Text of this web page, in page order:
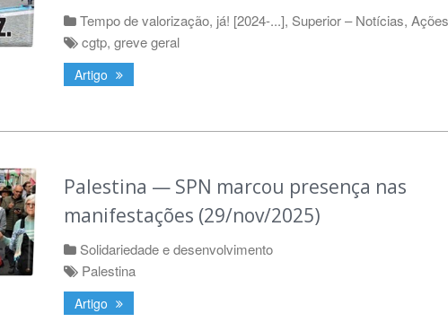
Tempo de valorização, já! [2024-...], Superior – Notícias,
cgtp, greve geral
Artigo
Palestina — SPN marcou presença nas
manifestações (29/nov/2025)
Solidariedade e desenvolvimento
Palestina
Artigo